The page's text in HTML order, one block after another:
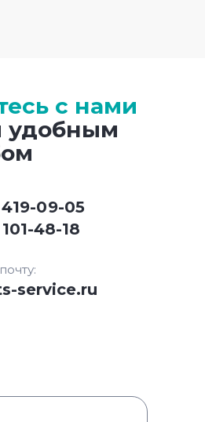
service.ru
48-18
09-05
с нами